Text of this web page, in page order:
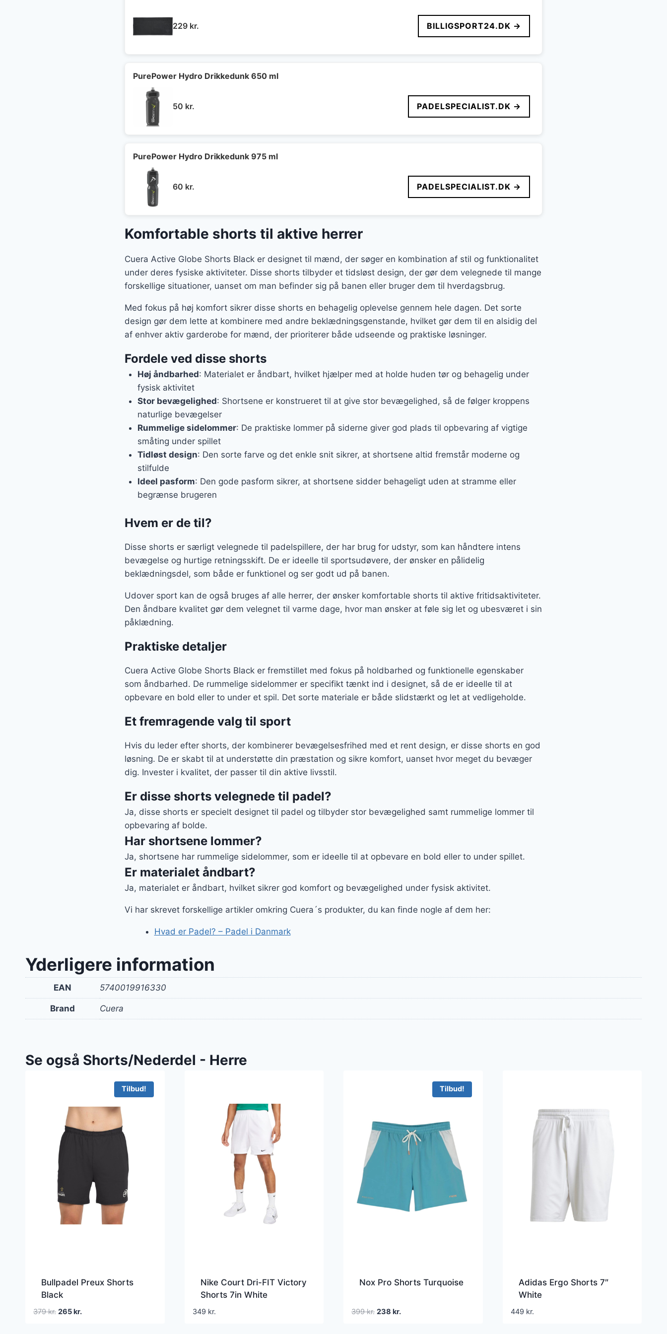
229 kr. BILLIGSPORT24.DK →
PurePower Hydro Drikkedunk 650 ml
50 kr. PADELSPECIALIST.DK →
PurePower Hydro Drikkedunk 975 ml
60 kr. PADELSPECIALIST.DK →
Komfortable shorts til aktive herrer
Cuera Active Globe Shorts Black er designet til mænd, der søger en kombination af stil og funktionalitet
under deres fysiske aktiviteter. Disse shorts tilbyder et tidsløst design, der gør dem velegnede til mange
forskellige situationer, uanset om man befinder sig på banen eller bruger dem til hverdagsbrug.
Med fokus på høj komfort sikrer disse shorts en behagelig oplevelse gennem hele dagen. Det sorte
design gør dem lette at kombinere med andre beklædningsgenstande, hvilket gør dem til en alsidig del
af enhver aktiv garderobe for mænd, der prioriterer både udseende og praktiske løsninger.
Fordele ved disse shorts
Høj åndbarhed: Materialet er åndbart, hvilket hjælper med at holde huden tør og behagelig under
fysisk aktivitet
Stor bevægelighed: Shortsene er konstrueret til at give stor bevægelighed, så de følger kroppens
naturlige bevægelser
Rummelige sidelommer: De praktiske lommer på siderne giver god plads til opbevaring af vigtige
småting under spillet
Tidløst design: Den sorte farve og det enkle snit sikrer, at shortsene altid fremstår moderne og
stilfulde
Ideel pasform: Den gode pasform sikrer, at shortsene sidder behageligt uden at stramme eller
begrænse brugeren
Hvem er de til?
Disse shorts er særligt velegnede til padelspillere, der har brug for udstyr, som kan håndtere intens
bevægelse og hurtige retningsskift. De er ideelle til sportsudøvere, der ønsker en pålidelig
beklædningsdel, som både er funktionel og ser godt ud på banen.
Udover sport kan de også bruges af alle herrer, der ønsker komfortable shorts til aktive fritidsaktiviteter.
Den åndbare kvalitet gør dem velegnet til varme dage, hvor man ønsker at føle sig let og ubesværet i sin
påklædning.
Praktiske detaljer
Cuera Active Globe Shorts Black er fremstillet med fokus på holdbarhed og funktionelle egenskaber
som åndbarhed. De rummelige sidelommer er specifikt tænkt ind i designet, så de er ideelle til at
opbevare en bold eller to under et spil. Det sorte materiale er både slidstærkt og let at vedligeholde.
Et fremragende valg til sport
Hvis du leder efter shorts, der kombinerer bevægelsesfrihed med et rent design, er disse shorts en god
løsning. De er skabt til at understøtte din præstation og sikre komfort, uanset hvor meget du bevæger
dig. Invester i kvalitet, der passer til din aktive livsstil.
Er disse shorts velegnede til padel?
Ja, disse shorts er specielt designet til padel og tilbyder stor bevægelighed samt rummelige lommer til
opbevaring af bolde.
Har shortsene lommer?
Ja, shortsene har rummelige sidelommer, som er ideelle til at opbevare en bold eller to under spillet.
Er materialet åndbart?
Ja, materialet er åndbart, hvilket sikrer god komfort og bevægelighed under fysisk aktivitet.
Vi har skrevet forskellige artikler omkring Cuera´s produkter, du kan finde nogle af dem her:
Hvad er Padel? – Padel i Danmark
Yderligere information
EAN 5740019916330
Brand Cuera
Se også Shorts/Nederdel - Herre
Tilbud!
Bullpadel Preux Shorts
Black
379kr. Den
265kr.Den
Nike Court Dri-FIT Victory
Shorts 7in White
349 kr.
Tilbud!
Nox Pro Shorts Turquoise
399kr. Den
238 kr.Den
Adidas Ergo Shorts 7″
White
449 kr.